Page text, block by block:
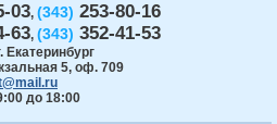
03, (343) 253-80-16
63, (343) 352-41-53
Екатеринбург
5, оф. 709
до 18:00